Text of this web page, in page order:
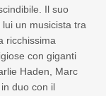
Il suo
un musicista tra
ricchissima
con giganti
Haden, Marc
duo con il